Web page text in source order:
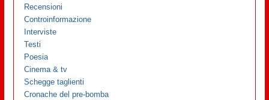
Recensioni
Controinformazione
Interviste
Testi
Poesia
Cinema & tv
Schegge taglienti
Cronache del pre-bomba